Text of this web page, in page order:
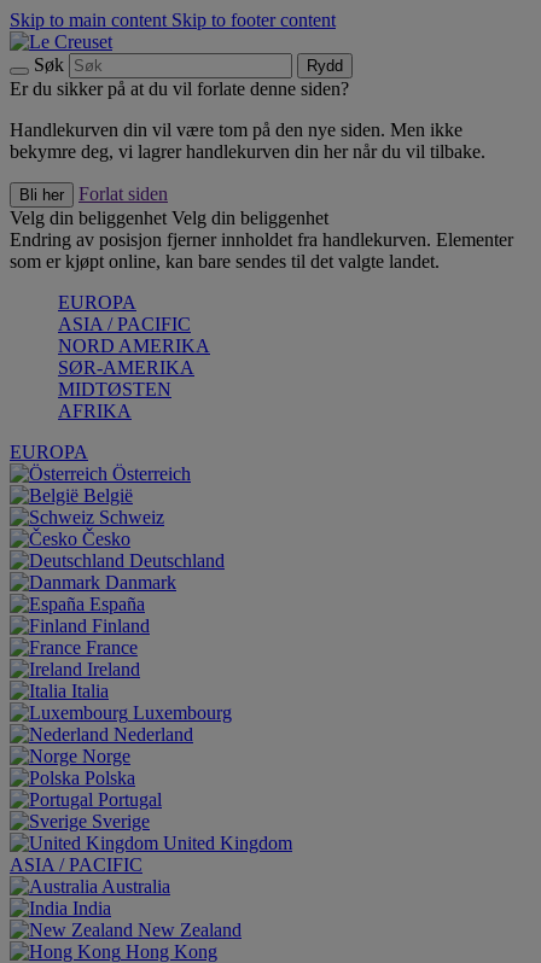
Skip to main content Skip to footer content
Søk Rydd
Er du sikker på at du vil forlate denne siden?
Handlekurven din vil være tom på den nye siden. Men ikke
bekymre deg, vi lagrer handlekurven din her når du vil tilbake.
Bli her
Forlat siden
Velg din beliggenhet Velg din beliggenhet
Endring av posisjon fjerner innholdet fra handlekurven. Elementer
som er kjøpt online, kan bare sendes til det valgte landet.
EUROPA
ASIA / PACIFIC
NORD AMERIKA
SØR-AMERIKA
MIDTØSTEN
AFRIKA
EUROPA
Österreich
België
Schweiz
Česko
Deutschland
Danmark
España
Finland
France
Ireland
Italia
Luxembourg
Nederland
Norge
Polska
Portugal
Sverige
United Kingdom
ASIA / PACIFIC
Australia
India
New Zealand
Hong Kong